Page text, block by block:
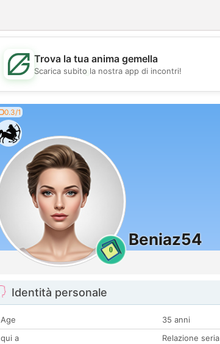
💖
Trova la tua anima gemella
Scarica subito la nostra app di incontri!
0.3/1
0
Beniaz54
Identità personale
Age
35 anni
qui a
Relazione seria